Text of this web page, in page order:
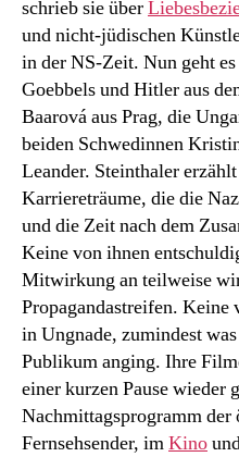
schrieb sie über
und nicht-jüdischen
in der NS-Zeit. Nun geht
Goebbels und Hitler aus
Baarová aus Prag, die
beiden Schwedinnen
Leander. Steinthaler
Karriereträume, die die
und die Zeit nach dem
Keine von ihnen
Mitwirkung an teilweise
Propagandastreifen.
in Ungnade, zumindest
Publikum anging. Ihre
einer kurzen Pause wieder
Nachmittagsprogramm
Fernsehsender, imKino